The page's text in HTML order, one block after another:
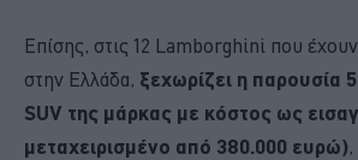
Επίσης, στις 12 Lamborghini που έχουν
στην Ελλάδα, ξεχωρίζει η παρουσία
SUV της μάρκας με κόστος ως
μεταχειρισμένο από 380.000 ευρώ)